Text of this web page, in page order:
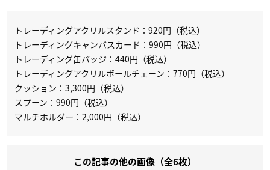
トレーディングアクリルスタンド：920円（税込）
トレーディングキャンバスカード：990円（税込）
トレーディング缶バッジ：440円（税込）
トレーディングアクリルボールチェーン：770円（税込）
クッション：3,300円（税込）
スプーン：990円（税込）
マルチホルダー：2,000円（税込）
この記事の他の画像（全6枚）